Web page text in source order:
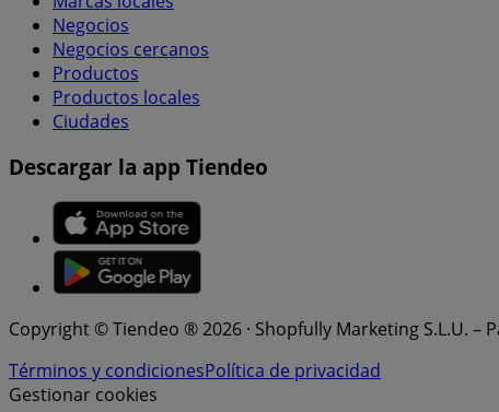
Negocios
Negocios cercanos
Productos
Productos locales
Ciudades
Descargar la app Tiendeo
Copyright © Tiendeo ® 2026 · Shopfully Marketing S.L.U. –
Términos y condicionesPolítica de privacidad
Gestionar cookies